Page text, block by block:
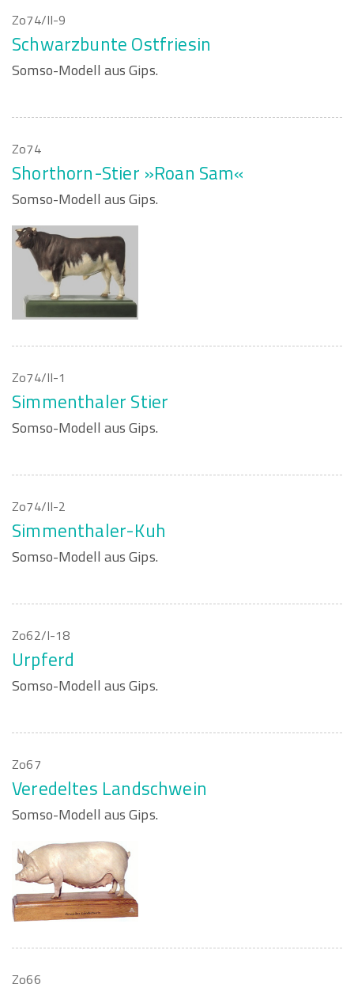
Zo74/II-9
Schwarzbunte Ostfriesin
Somso-Modell aus Gips.
Zo74
Shorthorn-Stier »Roan Sam«
Somso-Modell aus Gips.
Zo74/II-1
Simmenthaler Stier
Somso-Modell aus Gips.
Zo74/II-2
Simmenthaler-Kuh
Somso-Modell aus Gips.
Zo62/I-18
Urpferd
Somso-Modell aus Gips.
Zo67
Veredeltes Landschwein
Somso-Modell aus Gips.
Zo66